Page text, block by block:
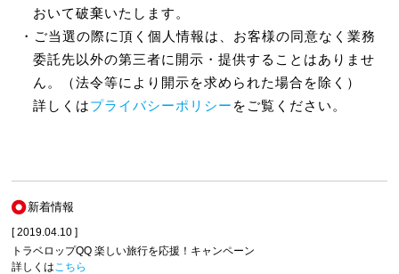
おいて破棄いたします。
・ご当選の際に頂く個人情報は、お客様の同意なく業務
委託先以外の第三者に開示・提供することはありませ
ん。（法令等により開示を求められた場合を除く）
詳しくはプライバシーポリシー をご覧ください。
新着情報
[ 2019.04.10 ]
トラベロップQQ 楽しい旅行を応援！キャンペーン
詳しくはこちら